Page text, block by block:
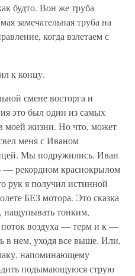
будто. Вон же труба
замечательная труба на
когда взлетаем с
к концу.
смене восторга и
это был один из самых
моей жизни. Но что, может
меня с Иваном
Мы подружились. Иван
— рекордном краснокрылом
рук я получил истинной
БЕЗ мотора. Это сказка
нащупывать тонким,
воздуха — терм и к —
в нем, уходя все выше. Или,
напоминающему
подымающуюся струю